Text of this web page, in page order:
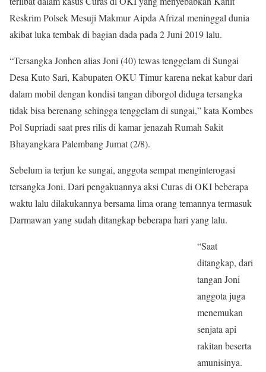
Reskrim Polsek Mesuji Makmur Aipda Afrizal meninggal dunia
akibat luka tembak di bagian dada pada 2 Juni 2019 lalu.
“Tersangka Jonhen alias Joni (40) tewas tenggelam di Sungai
Desa Kuto Sari, Kabupaten OKU Timur karena nekat kabur dari
dalam mobil dengan kondisi tangan diborgol diduga tersangka
tidak bisa berenang sehingga tenggelam di sungai,” kata Kombes
Pol Supriadi saat pres rilis di kamar jenazah Rumah Sakit
Bhayangkara Palembang Jumat (2/8).
Sebelum ia terjun ke sungai, anggota sempat menginterogasi
tersangka Joni. Dari pengakuannya aksi Curas di OKI beberapa
waktu lalu dilakukannya bersama lima orang temannya termasuk
Darmawan yang sudah ditangkap beberapa hari yang lalu.
“Saat
ditangkap, dari
tangan Joni
anggota juga
menemukan
senjata api
rakitan beserta
amunisinya.